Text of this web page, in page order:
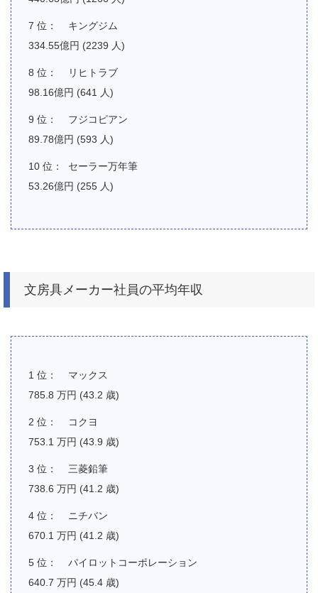
キングジム
334.55億円 (2239 人)
リヒトラブ
98.16億円 (641 人)
フジコピアン
89.78億円 (593 人)
セーラー万年筆
53.26億円 (255 人)
文房具メーカー社員の平均年収
マックス
785.8 万円 (43.2 歳)
コクヨ
753.1 万円 (43.9 歳)
三菱鉛筆
738.6 万円 (41.2 歳)
ニチバン
670.1 万円 (41.2 歳)
パイロットコーポレーション
640.7 万円 (45.4 歳)